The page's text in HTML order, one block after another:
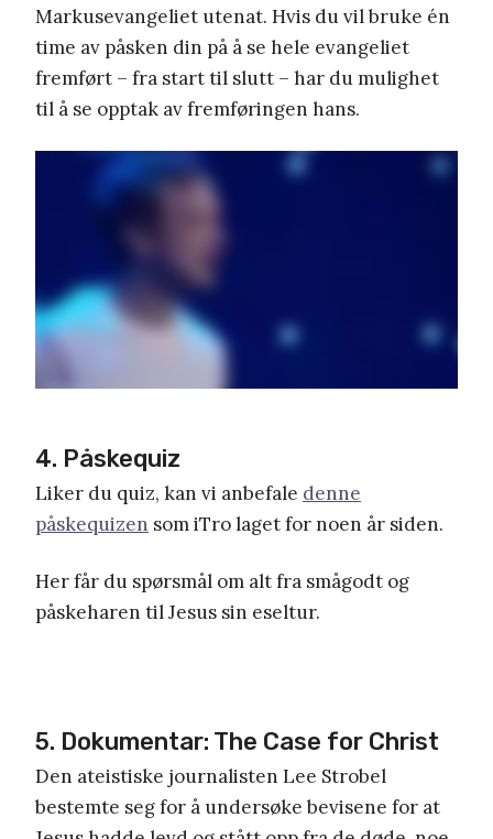
Markusevangeliet utenat. Hvis du vil bruke én
time av påsken din på å se hele evangeliet
fremført – fra start til slutt – har du mulighet
til å se opptak av fremføringen hans.
4. Påskequiz
Liker du quiz, kan vi anbefale denne
påskequizen som iTro laget for noen år siden.
Her får du spørsmål om alt fra smågodt og
påskeharen til Jesus sin eseltur.
5. Dokumentar: The Case for Christ
Den ateistiske journalisten Lee Strobel
bestemte seg for å undersøke bevisene for at